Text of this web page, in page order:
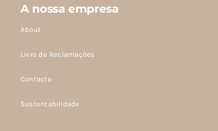
A nossa empresa
About
Livro de Reclamações
Contacto
Sustentabilidade